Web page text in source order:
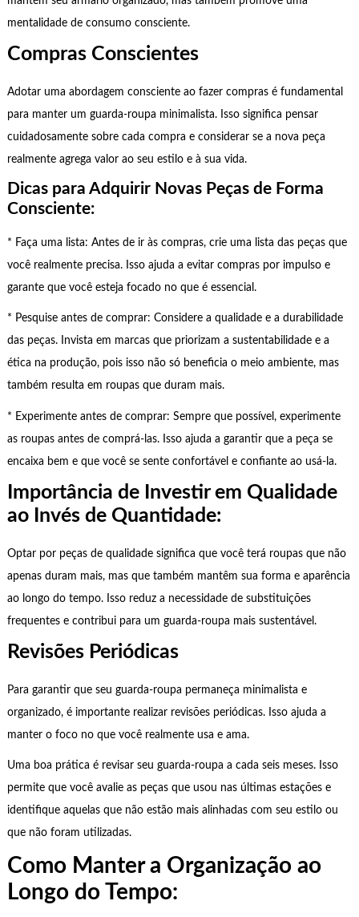
mentalidade de consumo consciente.
Compras Conscientes
Adotar uma abordagem consciente ao fazer compras é fundamental
para manter um guarda-roupa minimalista. Isso significa pensar
cuidadosamente sobre cada compra e considerar se a nova peça
realmente agrega valor ao seu estilo e à sua vida.
Dicas para Adquirir Novas Peças de Forma
Consciente:
* Faça uma lista: Antes de ir às compras, crie uma lista das peças que
você realmente precisa. Isso ajuda a evitar compras por impulso e
garante que você esteja focado no que é essencial.
* Pesquise antes de comprar: Considere a qualidade e a durabilidade
das peças. Invista em marcas que priorizam a sustentabilidade e a
ética na produção, pois isso não só beneficia o meio ambiente, mas
também resulta em roupas que duram mais.
* Experimente antes de comprar: Sempre que possível, experimente
as roupas antes de comprá-las. Isso ajuda a garantir que a peça se
encaixa bem e que você se sente confortável e confiante ao usá-la.
Importância de Investir em Qualidade
ao Invés de Quantidade:
Optar por peças de qualidade significa que você terá roupas que não
apenas duram mais, mas que também mantêm sua forma e aparência
ao longo do tempo. Isso reduz a necessidade de substituições
frequentes e contribui para um guarda-roupa mais sustentável.
Revisões Periódicas
Para garantir que seu guarda-roupa permaneça minimalista e
organizado, é importante realizar revisões periódicas. Isso ajuda a
manter o foco no que você realmente usa e ama.
Uma boa prática é revisar seu guarda-roupa a cada seis meses. Isso
permite que você avalie as peças que usou nas últimas estações e
identifique aquelas que não estão mais alinhadas com seu estilo ou
que não foram utilizadas.
Como Manter a Organização ao
Longo do Tempo: